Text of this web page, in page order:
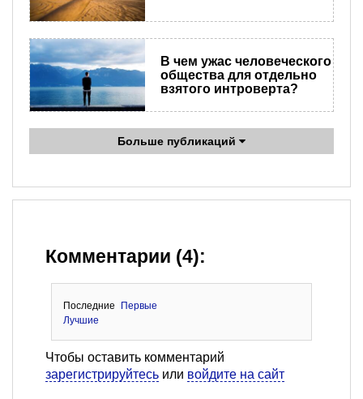
В чем ужас человеческого
общества для отдельно
взятого интроверта?
Больше публикаций
Комментарии (4):
Последние
Первые
Лучшие
Чтобы оставить комментарий
зарегистрируйтесь или войдите на сайт